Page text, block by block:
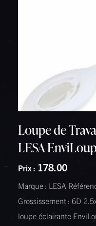
Loupe de
LESA
Prix : 178.00
Marque : LESA
Grossissement : 6D
loupe éclairante